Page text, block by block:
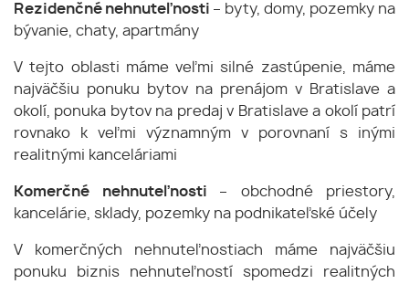
Rezidenčné nehnuteľnosti – byty, domy, pozemky na
bývanie, chaty, apartmány
V tejto oblasti máme veľmi silné zastúpenie, máme
najväčšiu ponuku bytov na prenájom v Bratislave a
okolí, ponuka bytov na predaj v Bratislave a okolí patrí
rovnako k veľmi významným v porovnaní s inými
realitnými kanceláriami
Komerčné nehnuteľnosti – obchodné priestory,
kancelárie, sklady, pozemky na podnikateľské účely
V komerčných nehnuteľnostiach máme najväčšiu
ponuku biznis nehnuteľností spomedzi realitných